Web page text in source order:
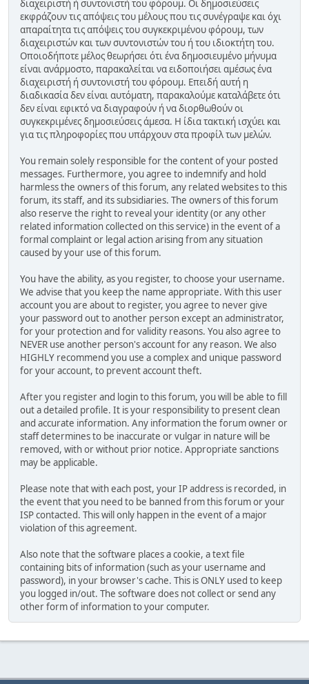
διαχειριστή ή συντονιστή του φόρουμ. Οι δημοσιεύσεις
εκφράζουν τις απόψεις του μέλους που τις συνέγραψε και όχι
απαραίτητα τις απόψεις του συγκεκριμένου φόρουμ, των
διαχειριστών και των συντονιστών του ή του ιδιοκτήτη του.
Οποιοδήποτε μέλος θεωρήσει ότι ένα δημοσιευμένο μήνυμα
είναι ανάρμοστο, παρακαλείται να ειδοποιήσει αμέσως ένα
διαχειριστή ή συντονιστή του φόρουμ. Επειδή αυτή η
διαδικασία δεν είναι αυτόματη, παρακαλούμε καταλάβετε ότι
δεν είναι εφικτό να διαγραφούν ή να διορθωθούν οι
συγκεκριμένες δημοσιεύσεις άμεσα. Η ίδια τακτική ισχύει και
για τις πληροφορίες που υπάρχουν στα προφίλ των μελών.
You remain solely responsible for the content of your posted
messages. Furthermore, you agree to indemnify and hold
harmless the owners of this forum, any related websites to this
forum, its staff, and its subsidiaries. The owners of this forum
also reserve the right to reveal your identity (or any other
related information collected on this service) in the event of a
formal complaint or legal action arising from any situation
caused by your use of this forum.
You have the ability, as you register, to choose your username.
We advise that you keep the name appropriate. With this user
account you are about to register, you agree to never give
your password out to another person except an administrator,
for your protection and for validity reasons. You also agree to
NEVER use another person's account for any reason. We also
HIGHLY recommend you use a complex and unique password
for your account, to prevent account theft.
After you register and login to this forum, you will be able to fill
out a detailed profile. It is your responsibility to present clean
and accurate information. Any information the forum owner or
staff determines to be inaccurate or vulgar in nature will be
removed, with or without prior notice. Appropriate sanctions
may be applicable.
Please note that with each post, your IP address is recorded, in
the event that you need to be banned from this forum or your
ISP contacted. This will only happen in the event of a major
violation of this agreement.
Also note that the software places a cookie, a text file
containing bits of information (such as your username and
password), in your browser's cache. This is ONLY used to keep
you logged in/out. The software does not collect or send any
other form of information to your computer.